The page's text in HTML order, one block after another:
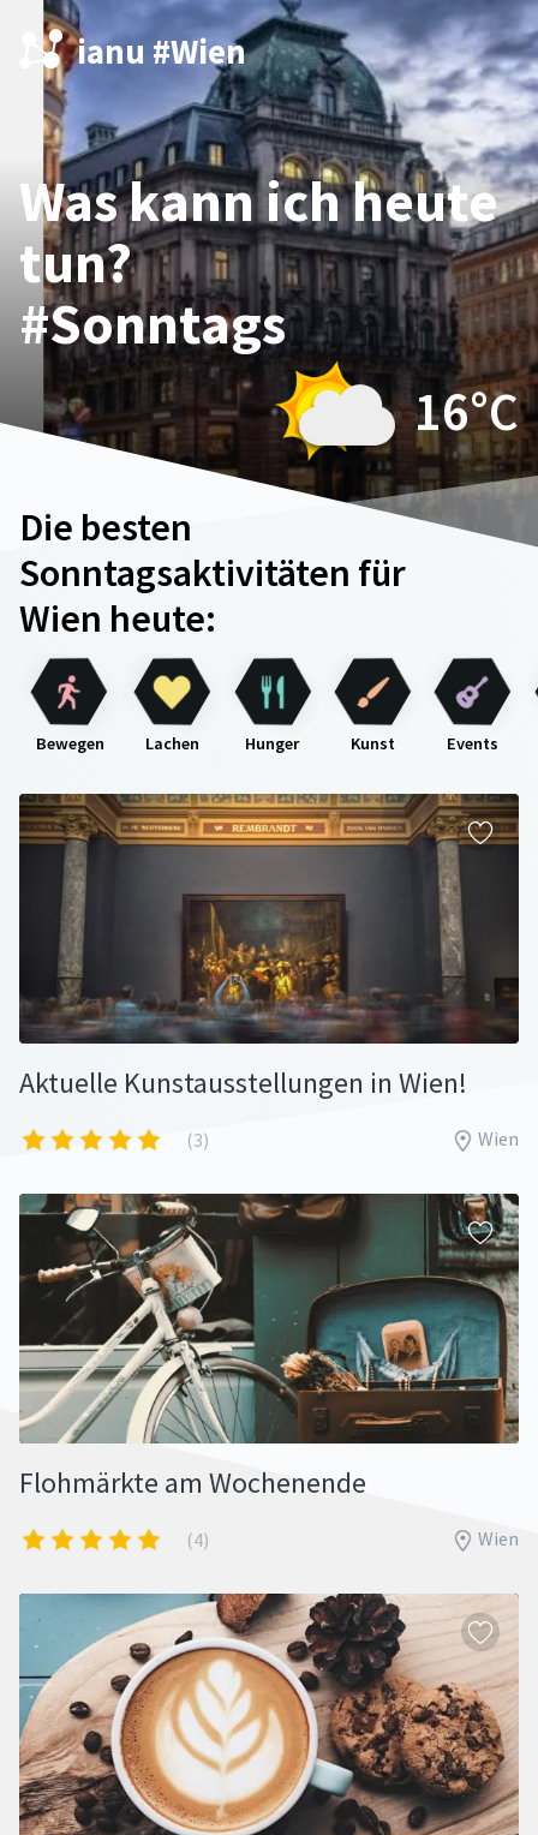
ianu #Wien
Was kann ich heute
tun?
#Sonntags
16°C
Die besten
Sonntagsaktivitäten für
Wien heute:
Bewegen Lachen Hunger Kunst Events
Aktuelle Kunstausstellungen in Wien!
(3) Wien
Flohmärkte am Wochenende
(4) Wien